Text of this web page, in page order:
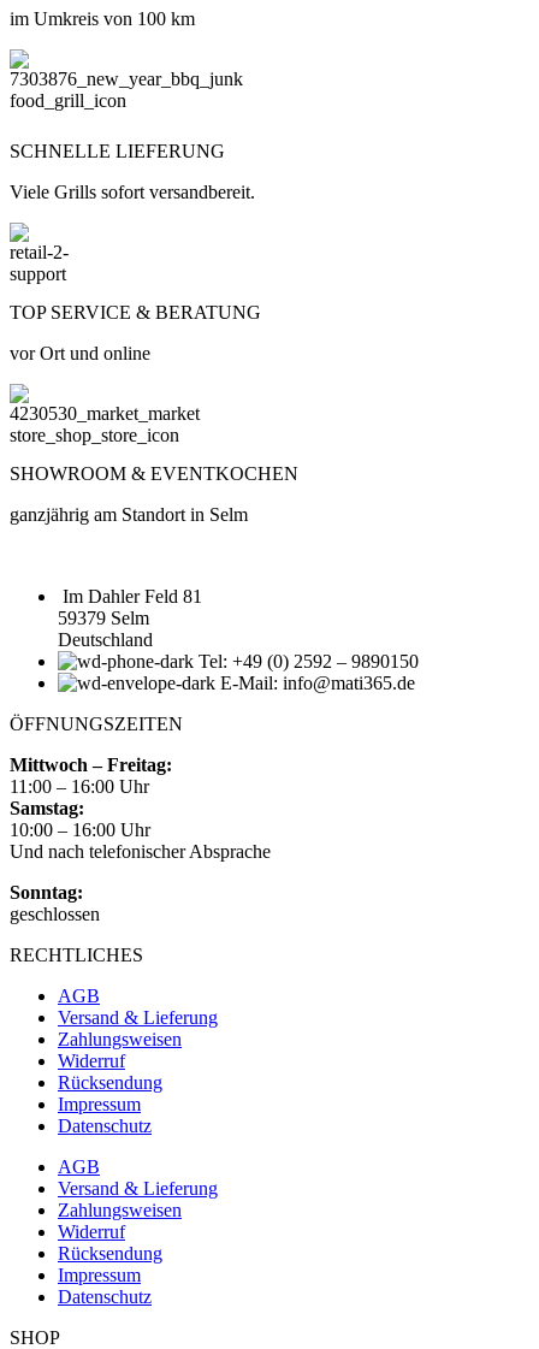
im Umkreis von 100 km
SCHNELLE LIEFERUNG
Viele Grills sofort versandbereit.
TOP SERVICE & BERATUNG
vor Ort und online
SHOWROOM & EVENTKOCHEN
ganzjährig am Standort in Selm
Im Dahler Feld 81
59379 Selm
Deutschland
Tel: +49 (0) 2592 – 9890150
E-Mail: info@mati365.de
ÖFFNUNGSZEITEN
Mittwoch – Freitag:
11:00 – 16:00 Uhr
Samstag:
10:00 – 16:00 Uhr
Und nach telefonischer Absprache
Sonntag:
geschlossen
RECHTLICHES
AGB
Versand & Lieferung
Zahlungsweisen
Widerruf
Rücksendung
Impressum
Datenschutz
AGB
Versand & Lieferung
Zahlungsweisen
Widerruf
Rücksendung
Impressum
Datenschutz
SHOP